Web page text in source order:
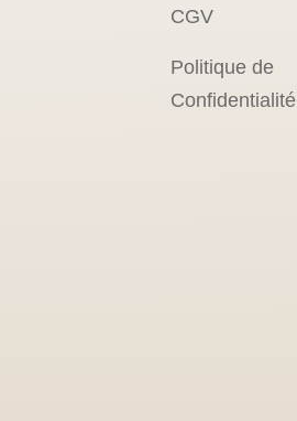
CGV
Politique de
Confidentialité